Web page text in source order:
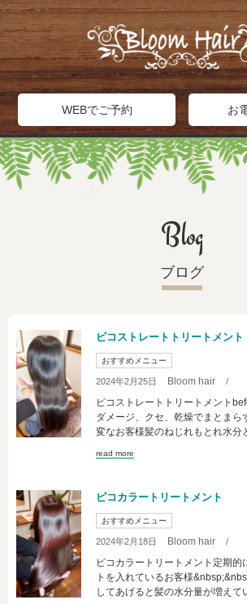
WEBでご予約 お
Blog
ブログ
ピコストレートトリートメント
おすすめメニュー
2024年2月25日 Bloom hair /
ピコストレートトリートメント
ダメージ、クセ、乾燥でまとまら
変なお客様髪のねじれもとれ水分
read more
ピコカラートリートメント
おすすめメニュー
2024年2月18日 Bloom hair /
ピコカラートリートメント定期的
トを入れているお客様
してあげると髪の水分量が増えて